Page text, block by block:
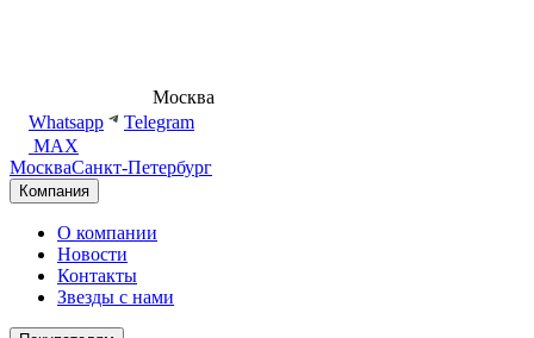
Москва
Whatsapp
Telegram
MAX
МоскваСанкт-Петербург
Компания
О компании
Новости
Контакты
Звезды с нами